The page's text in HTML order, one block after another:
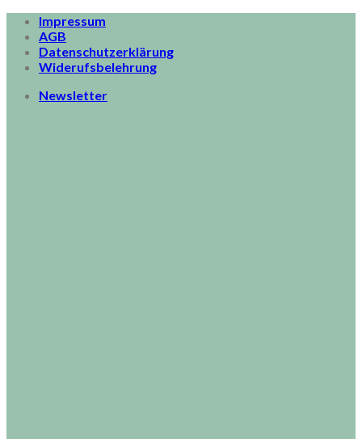
Skip
content
Impressum
AGB
Datenschutzerklärung
Widerufsbelehrung
Newsletter